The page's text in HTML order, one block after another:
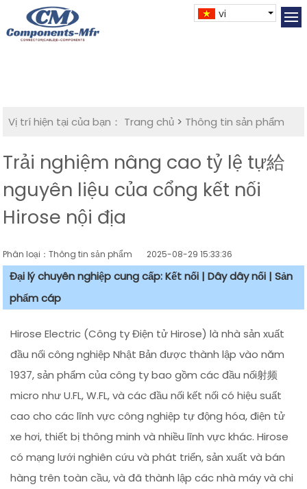
vi
Vị trí hiện tại của bạn： Trang chủ > Thông tin sản phẩm
Trải nghiệm nâng cao tỷ lệ tự給
nguyên liệu của cổng kết nối
Hirose nội địa
Phân loại：Thông tin sản phẩm 2025-08-29 15:33:36
Đại lý chuyên nghiệp cung cấp: Kết nối | Dây dây nối | Sản
phẩm cáp
Hirose Electric (Công ty Điện tử Hirose) là nhà sản xuất
đầu nối công nghiệp Nhật Bản được thành lập vào năm
1937, sản phẩm của công ty bao gồm các đầu nối射频
micro như U.FL, W.FL, và các đầu nối kết nối có hiệu suất
cao cho các lĩnh vực công nghiệp tự động hóa, điện tử
xe hơi, thiết bị thông minh và nhiều lĩnh vực khác. Hirose
có mạng lưới nghiên cứu và phát triển, sản xuất và bán
hàng trên toàn cầu, và đã thành lập các nhà máy và chi